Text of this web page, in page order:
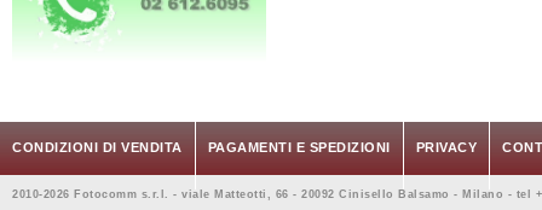
CONDIZIONI DI VENDITA PAGAMENTI E SPEDIZIONI PRIVACY
2010-2026 Fotocomm s.r.l. - viale Matteotti, 66 - 20092 Cinisello Balsamo - Milano - tel